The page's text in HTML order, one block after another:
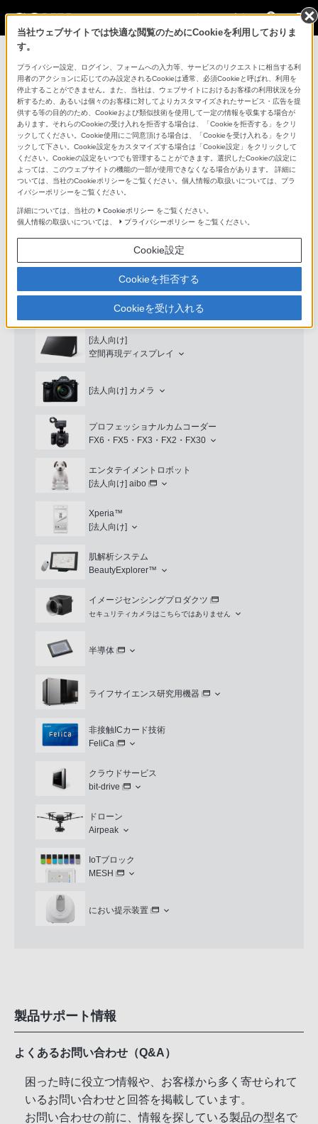
法人のお客様
コンスーマー製品に関するお問い合わせ
製品に関する重要なお知らせ
プロフェッショナル／業務用製品に関
するサポート・お問い合わせ
専用窓口のある業務用商品に関するお問い合わせ
以下の製品・サービスは専用窓口がございます。対象の
アイコンをクリックしてリンク先の窓口よりお問い合わ
業務用ディスプレイ・テレビ
[法人向け]ブラビア
[法人向け]
空間再現ディスプレイ
[法人向け] カメラ
プロフェッショナルカムコーダー
FX6・FX5・FX3・FX2・FX30
エンタテイメントロボット
[法人向け] aibo
Xperia™
[法人向け]
肌解析システム
BeautyExplorer™
イメージセンシングプロダクツ
セキュリティカメラはこちらではありません
半導体
ライフサイエンス研究用機器
非接触ICカード技術
FeliCa
クラウドサービス
bit-drive
ドローン
Airpeak
IoTブロック
MESH
におい提示装置
製品サポート情報
よくあるお問い合わせ（Q&A）
困った時に役立つ情報や、お客様から多く寄せられて
いるお問い合わせと回答を掲載しています。
お問い合わせの前に、情報を探している製品の型名で
当社ウェブサイトでは快適な閲覧のためにCookieを利用しておりま
す。
プライバシー設定、ログイン、フォームへの入力等、サービスのリクエストに相当する利
用者のアクションに応じてのみ設定されるCookieは通常、必須Cookieと呼ばれ、利用を
停止することができません。また、当社は、ウェブサイトにおけるお客様の利用状況を分
析するため、あるいは個々のお客様に対してよりカスタマイズされたサービス・広告を提
供する等の目的のため、Cookieおよび類似技術を使用して一定の情報を収集する場合が
あります。それらのCookieの受け入れを拒否する場合は、「Cookieを拒否する」をクリ
ックしてください。Cookie使用にご同意頂ける場合は、「Cookieを受け入れる」をクリ
ックして下さい。Cookie設定をカスタマイズする場合は「Cookie設定」をクリックして
ください。Cookieの設定をいつでも管理することができます。選択したCookieの設定に
よっては、このウェブサイトの機能の一部が使用できなくなる場合があります。 詳細に
ついては、当社のCookieポリシーをご覧ください。個人情報の取扱いについては、プラ
イバシーポリシーをご覧ください。
詳細については、当社の Cookieポリシー をご覧ください。
個人情報の取扱いについては、
プライバシーポリシー をご覧ください。
Cookie設定
Cookieを拒否する
Cookieを受け入れる